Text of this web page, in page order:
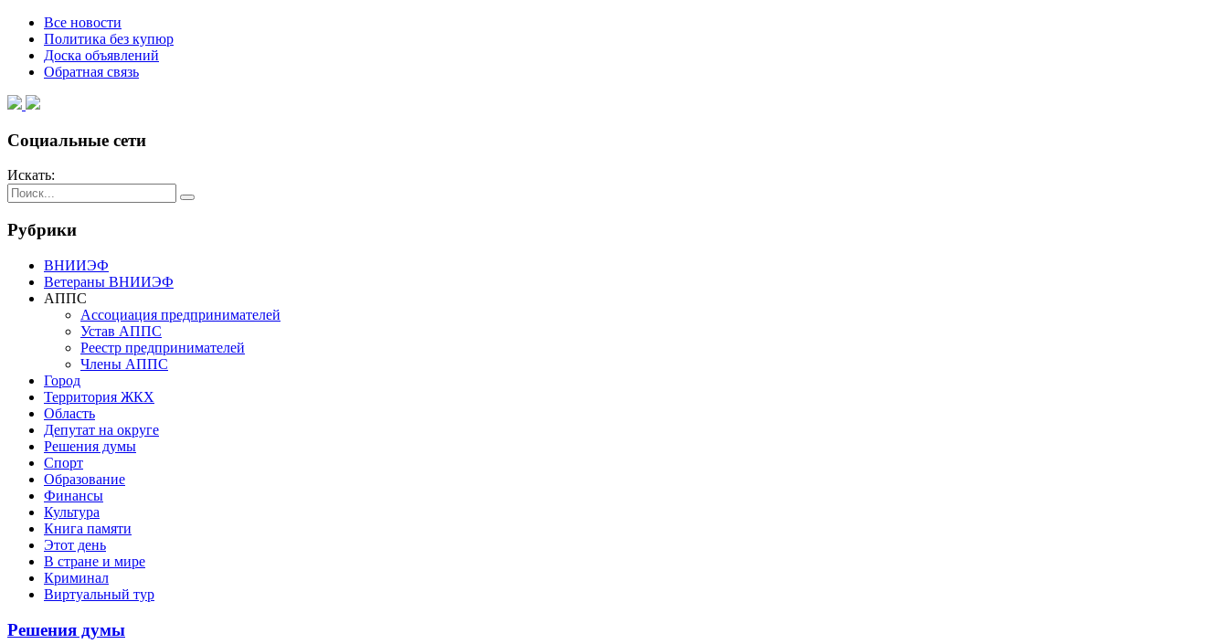
Все новости
Политика без купюр
Доска объявлений
Обратная связь
Социальные сети
Искать:
Рубрики
ВНИИЭФ
Ветераны ВНИИЭФ
АППС
Ассоциация предпринимателей
Устав АППС
Реестр предпринимателей
Члены АППС
Город
Территория ЖКХ
Область
Депутат на округе
Решения думы
Спорт
Образование
Финансы
Культура
Книга памяти
Этот день
В стране и мире
Криминал
Виртуальный тур
Решения думы